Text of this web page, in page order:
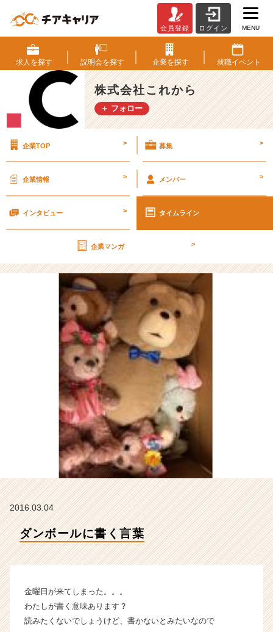
ン
ボ
ー
ル
に
書
【株
社
ら
の
タ
イ
ム
ラ
イ
ン】
|
ベ
ン
チ
ャ
ー・
成
長
企
業
か
ウ
ト
就
活
サ
会員登録 ログイン MENU
求人を探す 説明会を探す 企業を探す 就職イベント
株式会社これから
＋ フォロー
企業TOP > 募集 >
企業情報 > メンバー >
インタビュー > タイムライン
企業マンガ >
2016.03.04
ダンボールに書く言葉
金曜日が来てしまった。。。
わたしが書く意味あります？
読みたくないでしょうけど、書かないとみたいなので